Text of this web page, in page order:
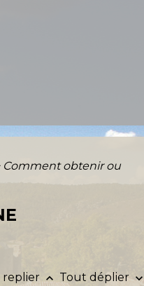
Comment obtenir ou
replier keyboard_arrow_up Tout déplierkeyboard_arrow_down